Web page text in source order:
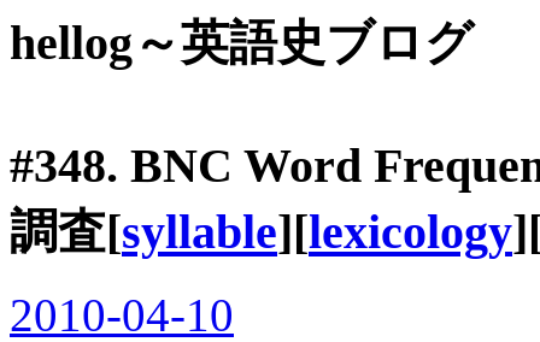
hellog～英語史ブログ
#348. BNC Word
調査[syllable][lexicology
2010-04-10